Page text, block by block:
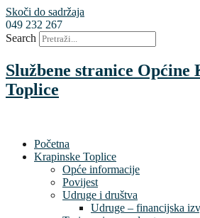
Skoči do sadržaja
049 232 267
Search
Službene stranice Općine
Toplice
Početna
Krapinske Toplice
Opće informacije
Povijest
Udruge i društva
Udruge – financijska